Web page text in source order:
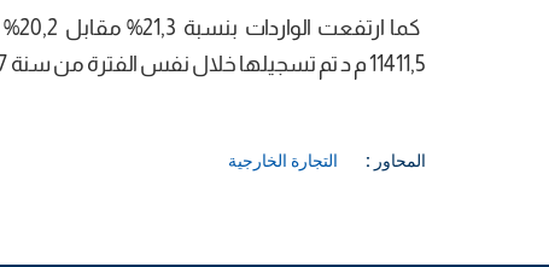
11411,5 م د تم تسجيلها خلال نفس الفترة من سنة 2017.
المحاور : التجارة الخارجية